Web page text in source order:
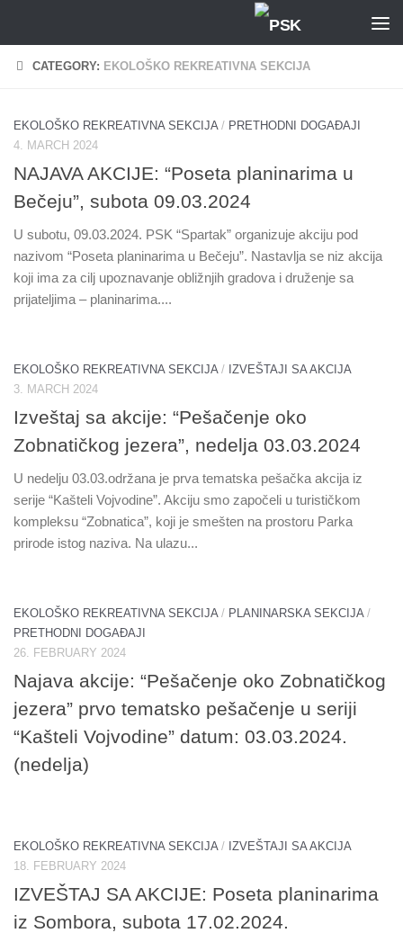
CATEGORY: EKOLOŠKO REKREATIVNA SEKCIJA
EKOLOŠKO REKREATIVNA SEKCIJA/ PRETHODNI DOGAĐAJI
4. MARCH 2024
NAJAVA AKCIJE: “Poseta planinarima u
Bečeju”, subota 09.03.2024
U subotu, 09.03.2024. PSK “Spartak” organizuje akciju pod
nazivom “Poseta planinarima u Bečeju”. Nastavlja se niz akcija
koji ima za cilj upoznavanje obližnjih gradova i druženje sa
prijateljima – planinarima....
EKOLOŠKO REKREATIVNA SEKCIJA/ IZVEŠTAJI SA AKCIJA
3. MARCH 2024
Izveštaj sa akcije: “Pešačenje oko
Zobnatičkog jezera”, nedelja 03.03.2024
U nedelju 03.03.održana je prva tematska pešačka akcija iz
serije “Kašteli Vojvodine”. Akciju smo započeli u turističkom
kompleksu “Zobnatica”, koji je smešten na prostoru Parka
prirode istog naziva. Na ulazu...
EKOLOŠKO REKREATIVNA SEKCIJA / PLANINARSKA SEKCIJA /
PRETHODNI DOGAĐAJI
26. FEBRUARY 2024
Najava akcije: “Pešačenje oko Zobnatičkog
jezera” prvo tematsko pešačenje u seriji
“Kašteli Vojvodine” datum: 03.03.2024.
(nedelja)
EKOLOŠKO REKREATIVNA SEKCIJA / IZVEŠTAJI SA AKCIJA
18. FEBRUARY 2024
IZVEŠTAJ SA AKCIJE: Poseta planinarima
iz Sombora, subota 17.02.2024.